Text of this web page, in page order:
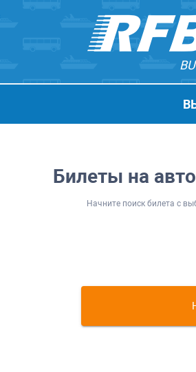
Билеты на
Начните поиск билета с